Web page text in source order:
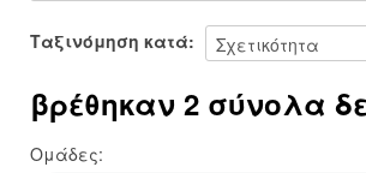
Ταξινόμηση κατά
βρέθηκαν 2 σύνολα
Ομάδες: